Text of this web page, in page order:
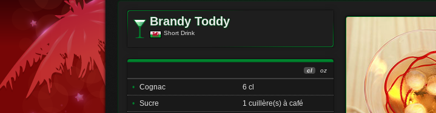
Brandy Toddy
Short Drink
oz
cl
• Cognac
6 cl
• Sucre
1 cuillère(s) à café